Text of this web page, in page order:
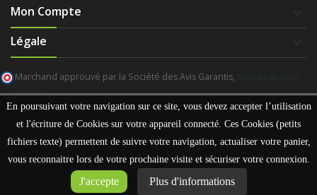
En poursuivant votre navigation sur ce site, vous devez accepter l’utilisation
et l'écriture de Cookies sur votre appareil connecté. Ces Cookies (petits
fichiers texte) permettent de suivre votre navigation, actualiser votre panier,
vous reconnaitre lors de votre prochaine visite et sécuriser votre connexion.
J'accepte Plus d'informations
Mon Compte
Légale
Marchand approuvé par la Société des Avis Garantis,
vérifier.
Copyright Avectonvélo